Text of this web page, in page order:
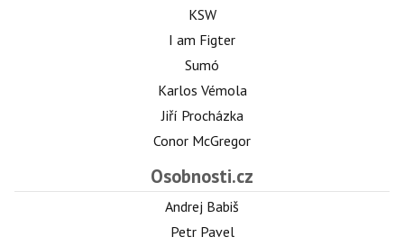
KSW
I am Figter
Sumó
Karlos Vémola
Jiří Procházka
Conor McGregor
Osobnosti.cz
Andrej Babiš
Petr Pavel